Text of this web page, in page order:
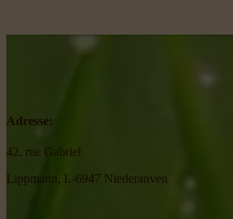
Adresse:
42, rue Gabriel
Lippmann, L-6947 Niederanven